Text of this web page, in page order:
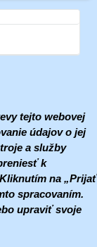
tejto webovej
údajov o jej
a služby
k
na „Prijať
spracovaním.
upraviť svoje